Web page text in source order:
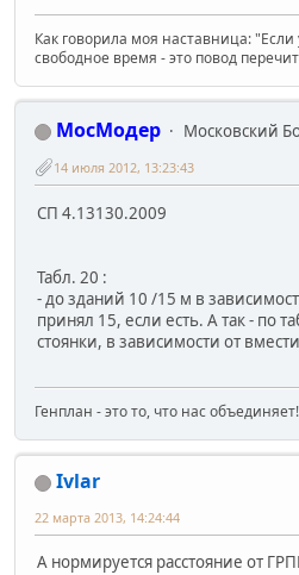
Как говорила моя наставница:
свободное время - это повод
МосМодер Московский
14 июля 2012, 13:23:43
СП 4.13130.2009
Табл. 20 :
- до зданий 10 /15 м в
принял 15, если есть. А так - по
стоянки, в зависимости от
Генплан - это то, что нас объединяет!
Ivlar
22 марта 2013, 14:24:44
А нормируется расстояние от